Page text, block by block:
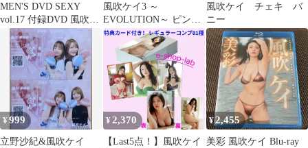
MEN'S DVD SEXY
vol.17 付録DVD 風吹ケ
風吹ケイ3 ～
EVOLUTION～ ピンス
ポビキニカード15
#06/12
風吹ケイ チェキ バ
ニー
¥999
立野沙紀&風吹ケイ
¥2,370
【Last5点！】風吹ケイ
¥2,455
美彩 風吹ケイ Blu-ray